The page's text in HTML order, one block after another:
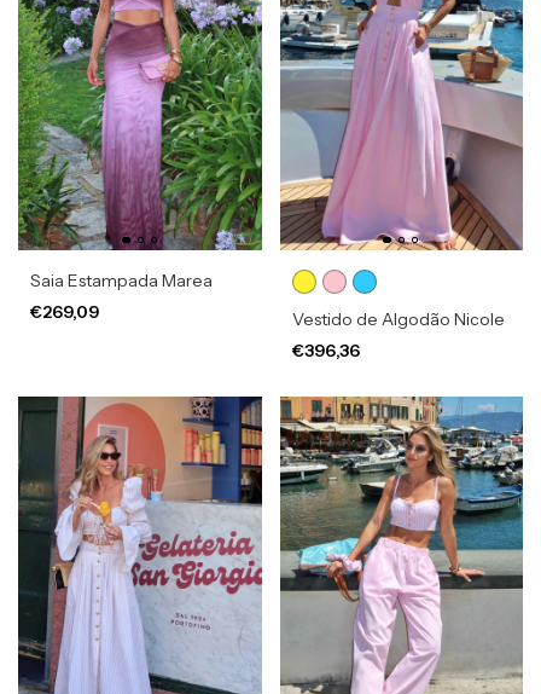
Saia Estampada Marea
€269,09
Vestido de Algodão Nicole
€396,36